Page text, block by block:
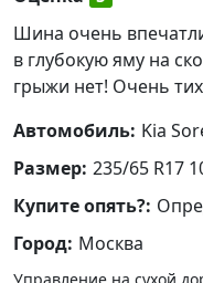
Шина очень
в глубокую яму на
грыжи нет! Очень
Автомобиль: Kia
Размер: 235/65 R17
Купите опять?:
Город: Москва